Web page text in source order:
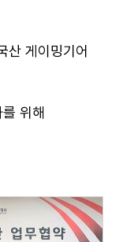
산 게이밍기어
위해